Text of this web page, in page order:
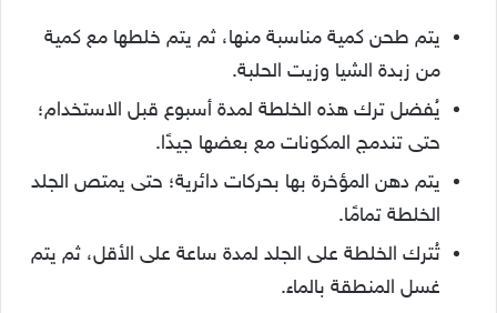
يتم طحن كمية مناسبة منها، ثم يتم خلطها مع كمية
من زبدة الشيا وزيت الحلبة.
يُفضل ترك هذه الخلطة لمدة أسبوع قبل الاستخدام؛
حتى تندمج المكونات مع بعضها جيدًا.
يتم دهن المؤخرة بها بحركات دائرية؛ حتى يمتص الجلد
الخلطة تمامًا.
تُترك الخلطة على الجلد لمدة ساعة على الأقل، ثم يتم
غسل المنطقة بالماء.